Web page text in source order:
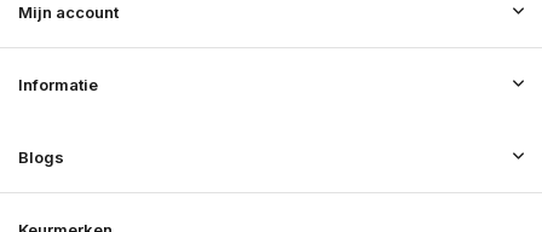
Mijn account
Informatie
Blogs